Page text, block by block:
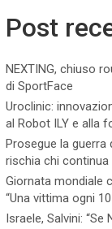
Post
NEXTING, chiuso
di SportFace
Uroclinic:
al Robot ILY e alla
Prosegue la guerra
rischia chi continua
Giornata mondiale
“Una vittima ogni
Israele, Salvini: